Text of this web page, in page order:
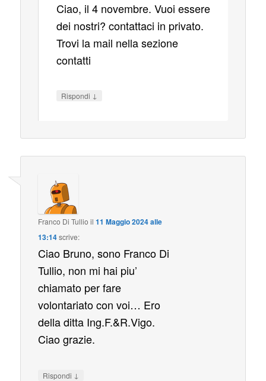
Ciao, il 4 novembre. Vuoi essere
dei nostri? contattaci in privato.
Trovi la mail nella sezione
contatti
Rispondi ↓
Franco Di Tullio il11 Maggio 2024 alle
13:14scrive:
Ciao Bruno, sono Franco Di
Tullio, non mi hai piu’
chiamato per fare
volontariato con voi… Ero
della ditta Ing.F.&R.Vigo.
Ciao grazie.
Rispondi ↓